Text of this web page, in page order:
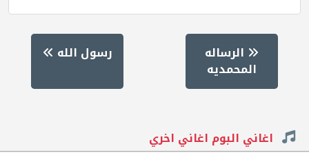
الرساله
المحمديه
رسول الله
اغاني البوم اغاني اخري